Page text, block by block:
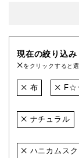
現在の絞り込み
をクリックすると
布
ナチュラル
ハニカムス